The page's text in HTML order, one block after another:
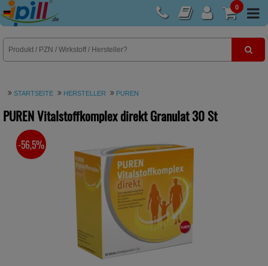
0
E-Rezept
STARTSEITE HERSTELLER PUREN
PUREN Vitalstoffkomplex direkt Granulat30 St
SIE SPAREN
-56,5%